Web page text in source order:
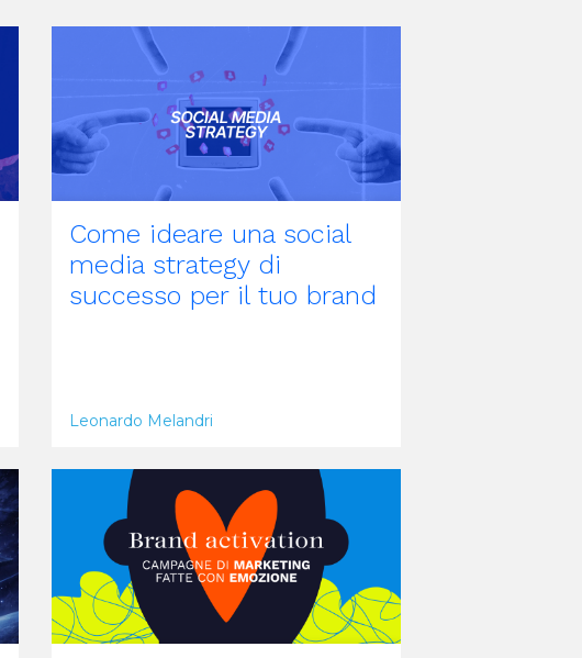
Come ideare una social
media strategy di
successo per il tuo brand
Leonardo Melandri